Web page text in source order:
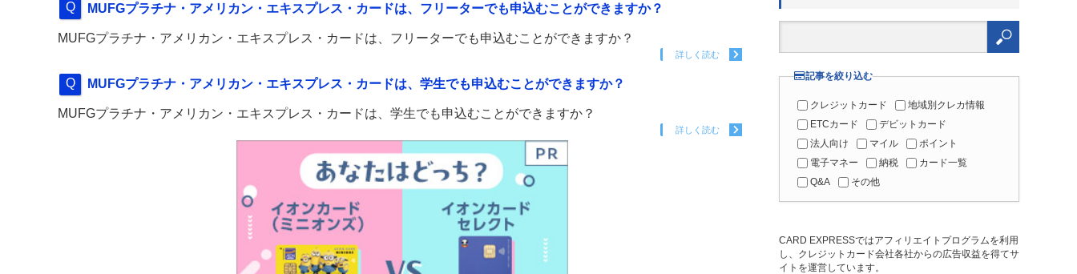
MUFGプラチナ・アメリカン・エキスプレス・カードは、フリーターでも申込むことができますか？
MUFGプラチナ・アメリカン・エキスプレス・カードは、フリーターでも申込むことができますか？
詳しく読む
MUFGプラチナ・アメリカン・エキスプレス・カードは、学生でも申込むことができますか？
MUFGプラチナ・アメリカン・エキスプレス・カードは、学生でも申込むことができますか？
詳しく読む
検
記事を絞り込む
クレジットカード
地域別クレカ情報
ETCカード
デビットカード
法人向け
マイル
ポイント
電子マネー
納税
カード一覧
Q&A
その他
CARD EXPRESSではアフィリエイトプログラムを利用
し、クレジットカード会社各社からの広告収益を得てサ
イトを運営しています。